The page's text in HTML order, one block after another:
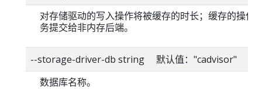
对存储驱动的写入操作将被缓存的时长；缓存的操作
务提交给非内存后端。
--storage-driver-db string 默认值："cadvisor"
数据库名称。